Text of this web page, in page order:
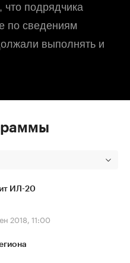
подрядчика
по сведениям
выполнять и
ИЛ-20
2018, 11:00